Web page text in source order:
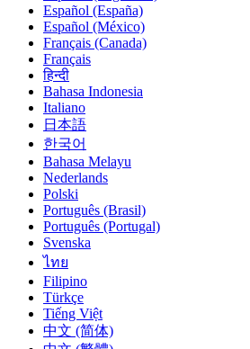
Español (España)
Español (México)
Français (Canada)
Français
हिन्दी
Bahasa Indonesia
Italiano
日本語
한국어
Bahasa Melayu
Nederlands
Polski
Português (Brasil)
Português (Portugal)
Svenska
ไทย
Filipino
Türkçe
Tiếng Việt
中文 (简体)